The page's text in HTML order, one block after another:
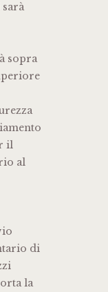
sopra
il
al
di
la